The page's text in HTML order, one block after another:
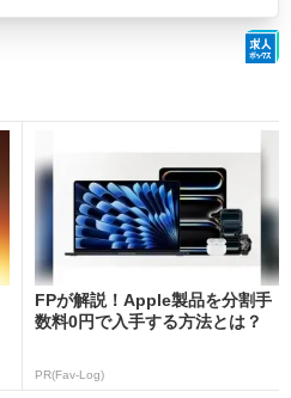
FPが解説！Apple製品を分割手
数料0円で入手する方法とは？
PR(Fav-Log)